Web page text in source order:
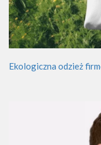
Ekologiczna odzież